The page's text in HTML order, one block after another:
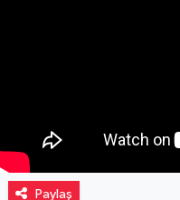
Paylaş
Resmi İlanlar
Sağlık